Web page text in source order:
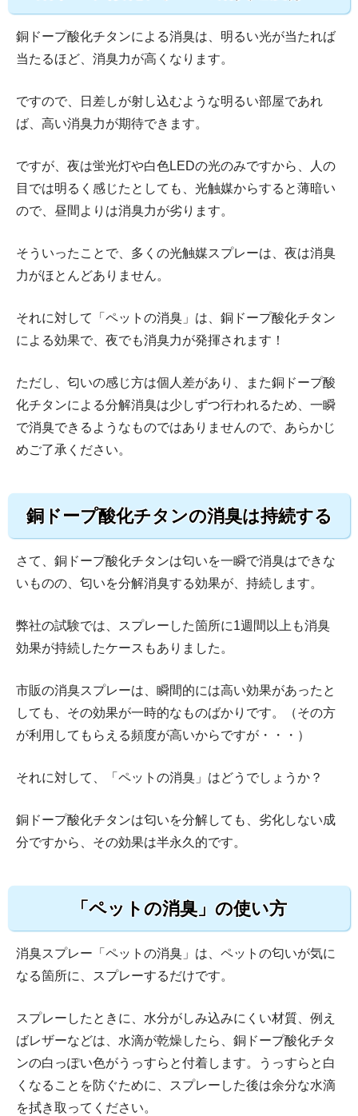
銅ドープ酸化チタンによる消臭は、明るい光が当たれば
当たるほど、消臭力が高くなります。
ですので、日差しが射し込むような明るい部屋であれ
ば、高い消臭力が期待できます。
ですが、夜は蛍光灯や白色LEDの光のみですから、人の
目では明るく感じたとしても、光触媒からすると薄暗い
ので、昼間よりは消臭力が劣ります。
そういったことで、多くの光触媒スプレーは、夜は消臭
力がほとんどありません。
それに対して「ペットの消臭」は、銅ドープ酸化チタン
による効果で、夜でも消臭力が発揮されます！
ただし、匂いの感じ方は個人差があり、また銅ドープ酸
化チタンによる分解消臭は少しずつ行われるため、一瞬
で消臭できるようなものではありませんので、あらかじ
めご了承ください。
銅ドープ酸化チタンの消臭は持続する
さて、銅ドープ酸化チタンは匂いを一瞬で消臭はできな
いものの、匂いを分解消臭する効果が、持続します。
弊社の試験では、スプレーした箇所に1週間以上も消臭
効果が持続したケースもありました。
市販の消臭スプレーは、瞬間的には高い効果があったと
しても、その効果が一時的なものばかりです。（その方
が利用してもらえる頻度が高いからですが・・・）
それに対して、「ペットの消臭」はどうでしょうか？
銅ドープ酸化チタンは匂いを分解しても、劣化しない成
分ですから、その効果は半永久的です。
「ペットの消臭」の使い方
消臭スプレー「ペットの消臭」は、ペットの匂いが気に
なる箇所に、スプレーするだけです。
スプレーしたときに、水分がしみ込みにくい材質、例え
ばレザーなどは、水滴が乾燥したら、銅ドープ酸化チタ
ンの白っぽい色がうっすらと付着します。うっすらと白
くなることを防ぐために、スプレーした後は余分な水滴
を拭き取ってください。